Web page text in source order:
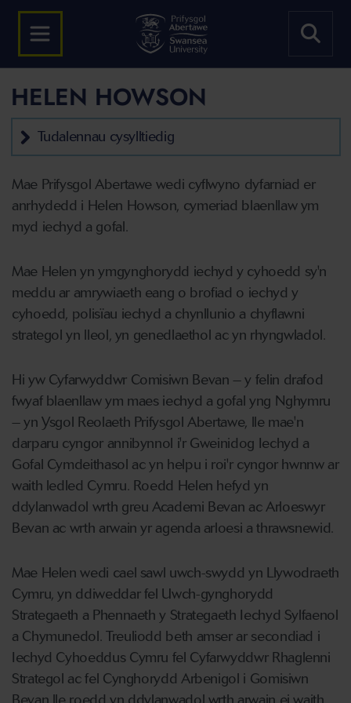
HELEN HOWSON
Tudalennau cysylltiedig
Mae Prifysgol Abertawe wedi cyflwyno dyfarniad er
anrhydedd i Helen Howson, cymeriad blaenllaw ym
myd iechyd a gofal.
Mae Helen yn ymgynghorydd iechyd y cyhoedd sy'n
meddu ar amrywiaeth eang o brofiad o iechyd y
cyhoedd, polisïau iechyd a chynllunio a chyflawni
strategol yn lleol, yn genedlaethol ac yn rhyngwladol.
Hi yw Cyfarwyddwr Comisiwn Bevan – y felin drafod
fwyaf blaenllaw ym maes iechyd a gofal yng Nghymru
– yn Ysgol Reolaeth Prifysgol Abertawe, lle mae'n
darparu cyngor annibynnol i'r Gweinidog Iechyd a
Gofal Cymdeithasol ac yn helpu i roi'r cyngor hwnnw ar
waith ledled Cymru. Roedd Helen hefyd yn
ddylanwadol wrth greu Academi Bevan ac Arloeswyr
Bevan ac wrth arwain yr agenda arloesi a thrawsnewid.
Mae Helen wedi cael sawl uwch-swydd yn Llywodraeth
Cymru, yn ddiweddar fel Uwch-gynghorydd
Strategaeth a Phennaeth y Strategaeth Iechyd Sylfaenol
a Chymunedol. Treuliodd beth amser ar secondiad i
Iechyd Cyhoeddus Cymru fel Cyfarwyddwr Rhaglenni
Strategol ac fel Cynghorydd Arbenigol i Gomisiwn